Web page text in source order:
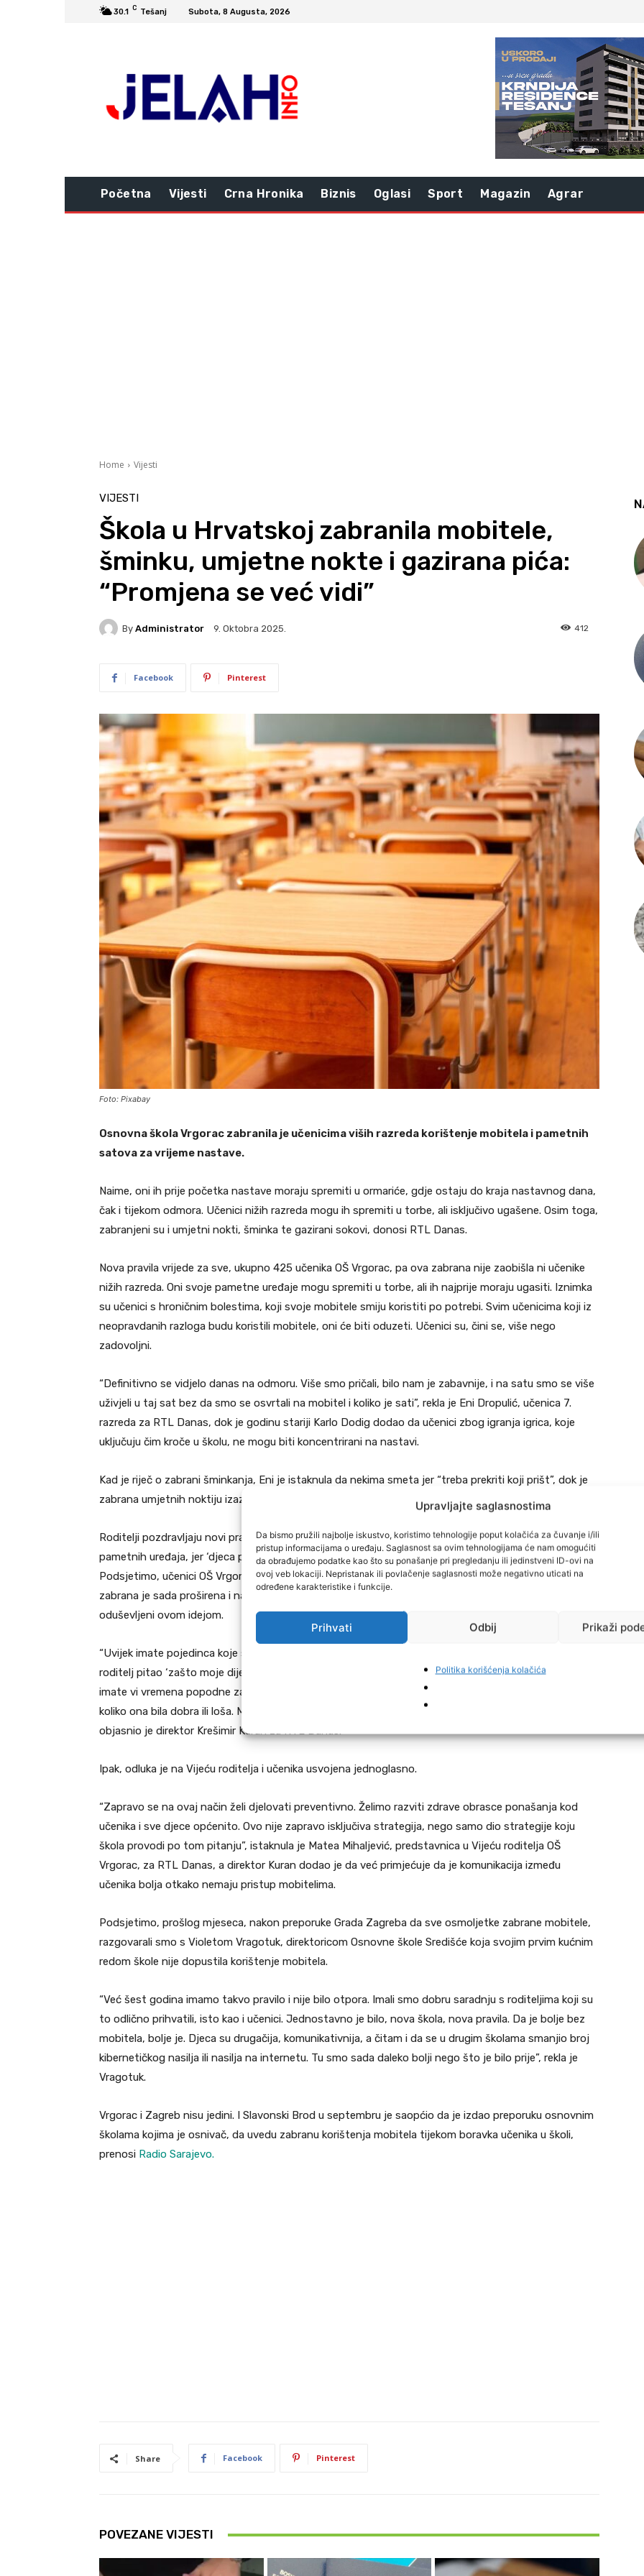
Upravljajte saglasnostima
Da bismo pružili najbolje iskustvo, koristimo tehnologije poput kolačića za čuvanje i/ili
pristup informacijama o uređaju. Saglasnost sa ovim tehnologijama će nam omogućiti
da obrađujemo podatke kao što su ponašanje pri pregledanju ili jedinstveni ID-ovi na
ovoj veb lokaciji. Nepristanak ili povlačenje saglasnosti može negativno uticati na
određene karakteristike i funkcije.
Prihvati Odbij Prikaži
Politika korišćenja kolačića
30.1 C Tešanj Subota, 8 Augusta, 2026
Početna Vijesti Crna Hronika Biznis Oglasi Sport Magazin Agrar
Home Vijesti
VIJESTI
Škola u Hrvatskoj zabranila mobitele,
šminku, umjetne nokte i gazirana pića:
“Promjena se već vidi”
By Administrator 9. Oktobra 2025. 412
Facebook Pinterest
Foto: Pixabay
Osnovna škola Vrgorac zabranila je učenicima viših razreda korištenje mobitela i pametnih
satova za vrijeme nastave.
Naime, oni ih prije početka nastave moraju spremiti u ormariće, gdje ostaju do kraja nastavnog dana,
čak i tijekom odmora. Učenici nižih razreda mogu ih spremiti u torbe, ali isključivo ugašene. Osim toga,
zabranjeni su i umjetni nokti, šminka te gazirani sokovi, donosi RTL Danas.
Nova pravila vrijede za sve, ukupno 425 učenika OŠ Vrgorac, pa ova zabrana nije zaobišla ni učenike
nižih razreda. Oni svoje pametne uređaje mogu spremiti u torbe, ali ih najprije moraju ugasiti. Iznimka
su učenici s hroničnim bolestima, koji svoje mobitele smiju koristiti po potrebi. Svim učenicima koji iz
neopravdanih razloga budu koristili mobitele, oni će biti oduzeti. Učenici su, čini se, više nego
zadovoljni.
“Definitivno se vidjelo danas na odmoru. Više smo pričali, bilo nam je zabavnije, i na satu smo se više
uživjeli u taj sat bez da smo se osvrtali na mobitel i koliko je sati”, rekla je Eni Dropulić, učenica 7.
razreda za RTL Danas, dok je godinu stariji Karlo Dodig dodao da učenici zbog igranja igrica, koje
uključuju čim kroče u školu, ne mogu biti koncentrirani na nastavi.
Kad je riječ o zabrani šminkanja, Eni je istaknula da nekima smeta jer “treba prekriti koji prišt”, dok je
zabrana umjetnih noktiju izazvala manje rasprava.
Roditelji pozdravljaju novi pravilnik. Milena Radić, majka jedne od učenica, slaže se sa zabranom
pametnih uređaja, jer ‘djeca previše gledaju u mobitele’, ali i gaziranih pića, rekla je za RTL Danas.
Podsjetimo, učenici OŠ Vrgorac od prošle godine u školi ne smiju konzumirati energetska pića, a
zabrana je sada proširena i na gazirane sokove. Razlozi su zdravstvene prirode, no nisu svi roditelji bili
oduševljeni ovom idejom.
“Uvijek imate pojedinca koje se protive jednome, drugome, trećemu. Evo mene je konkretno jedan
roditelj pitao ‘zašto moje dijete ne smije piti gazirani sok unutar škole’? Ja sam mu rekao: gospodine,
imate vi vremena popodne za trovati vaše dijete’. Svako će se pobuniti na neku odluku bez obzira
koliko ona bila dobra ili loša. Mi smatramo da radimo u dobroj vjeri i od toga nećemo odstupiti”,
objasnio je direktor Krešimir Kuran za RTL Danas.
Ipak, odluka je na Vijeću roditelja i učenika usvojena jednoglasno.
“Zapravo se na ovaj način želi djelovati preventivno. Želimo razviti zdrave obrasce ponašanja kod
učenika i sve djece općenito. Ovo nije zapravo isključiva strategija, nego samo dio strategije koju
škola provodi po tom pitanju”, istaknula je Matea Mihaljević, predstavnica u Vijeću roditelja OŠ
Vrgorac, za RTL Danas, a direktor Kuran dodao je da već primjećuje da je komunikacija između
učenika bolja otkako nemaju pristup mobitelima.
Podsjetimo, prošlog mjeseca, nakon preporuke Grada Zagreba da sve osmoljetke zabrane mobitele,
razgovarali smo s Violetom Vragotuk, direktoricom Osnovne škole Središće koja svojim prvim kućnim
redom škole nije dopustila korištenje mobitela.
“Već šest godina imamo takvo pravilo i nije bilo otpora. Imali smo dobru saradnju s roditeljima koji su
to odlično prihvatili, isto kao i učenici. Jednostavno je bilo, nova škola, nova pravila. Da je bolje bez
mobitela, bolje je. Djeca su drugačija, komunikativnija, a čitam i da se u drugim školama smanjio broj
kibernetičkog nasilja ili nasilja na internetu. Tu smo sada daleko bolji nego što je bilo prije”, rekla je
Vragotuk.
Vrgorac i Zagreb nisu jedini. I Slavonski Brod u septembru je saopćio da je izdao preporuku osnovnim
školama kojima je osnivač, da uvedu zabranu korištenja mobitela tijekom boravka učenika u školi,
prenosi Radio Sarajevo.
Share Facebook Pinterest
POVEZANE VIJESTI